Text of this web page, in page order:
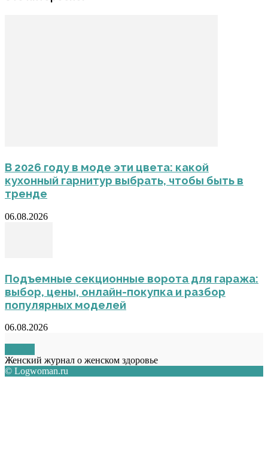
В 2026 году в моде эти цвета: какой
кухонный гарнитур выбрать, чтобы быть в
тренде
06.08.2026
Подъемные секционные ворота для гаража:
выбор, цены, онлайн-покупка и разбор
популярных моделей
06.08.2026
Женский журнал о женском здоровье
© Logwoman.ru